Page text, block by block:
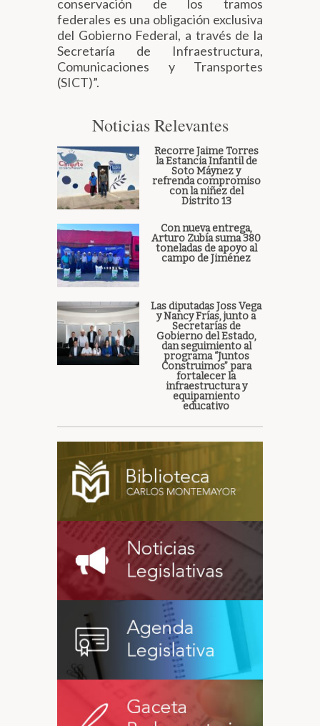
conservación de los tramos
federales es una obligación exclusiva
del Gobierno Federal, a través de la
Secretaría de Infraestructura,
Comunicaciones y Transportes
(SICT)”.
Noticias Relevantes
Recorre Jaime Torres
la Estancia Infantil de
Soto Máynez y
refrenda compromiso
con la niñez del
Distrito 13
Con nueva entrega,
Arturo Zubía suma 380
toneladas de apoyo al
campo de Jiménez
Las diputadas Joss Vega
y Nancy Frías, junto a
Secretarías de
Gobierno del Estado,
dan seguimiento al
programa “Juntos
Construimos” para
fortalecer la
infraestructura y
equipamiento
educativo